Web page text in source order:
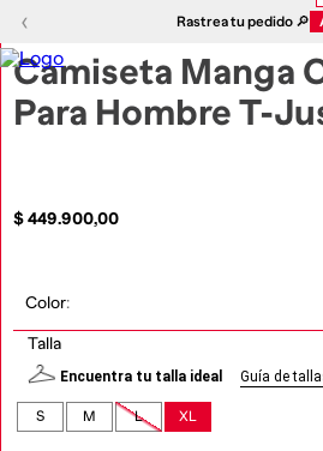
‹ Rastrea tu pedido 🔎
‹
Camiseta Manga
Para Hombre T-
$449.900,00
Color:
Talla
Encuentra tu talla ideal Guía de
S M L XL